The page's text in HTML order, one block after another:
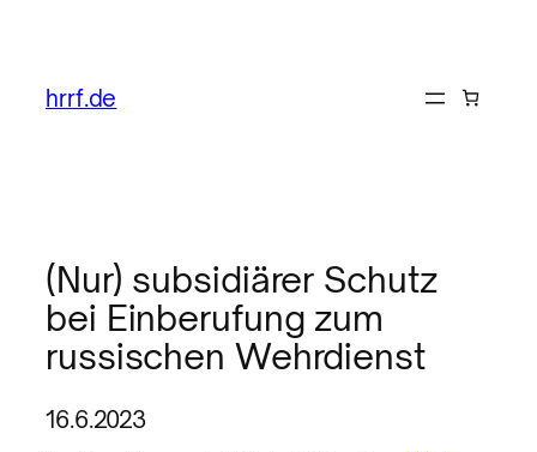
hrrf.de
(Nur) subsidiärer Schutz
bei Einberufung zum
russischen Wehrdienst
16.6.2023